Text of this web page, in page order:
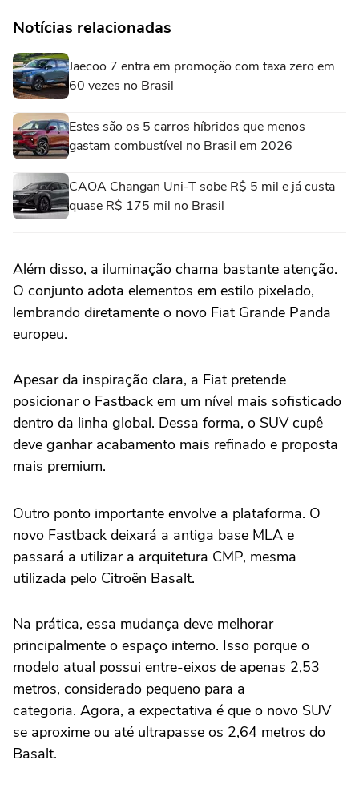
Notícias relacionadas
Jaecoo 7 entra em promoção com taxa zero em
60 vezes no Brasil
Estes são os 5 carros híbridos que menos
gastam combustível no Brasil em 2026
CAOA Changan Uni-T sobe R$ 5 mil e já custa
quase R$ 175 mil no Brasil
Além disso, a iluminação chama bastante atenção.
O conjunto adota elementos em estilo pixelado,
lembrando diretamente o novo Fiat Grande Panda
europeu.
Apesar da inspiração clara, a Fiat pretende
posicionar o Fastback em um nível mais sofisticado
dentro da linha global. Dessa forma, o SUV cupê
deve ganhar acabamento mais refinado e proposta
mais premium.
Outro ponto importante envolve a plataforma. O
novo Fastback deixará a antiga base MLA e
passará a utilizar a arquitetura CMP, mesma
utilizada pelo Citroën Basalt.
Na prática, essa mudança deve melhorar
principalmente o espaço interno. Isso porque o
modelo atual possui entre-eixos de apenas 2,53
metros, considerado pequeno para a
categoria. Agora, a expectativa é que o novo SUV
se aproxime ou até ultrapasse os 2,64 metros do
Basalt.